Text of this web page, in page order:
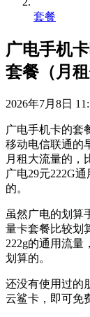
套餐
广电手机
套餐（月租
2026年7月8日
广电手机卡的套
移动电信联通的
月租大流量的，
广电29元222G
的。
虽然广电的划算
量卡套餐比较划
222g的通用流量
划算的。
还没有使用过的
云鲨卡，即可免